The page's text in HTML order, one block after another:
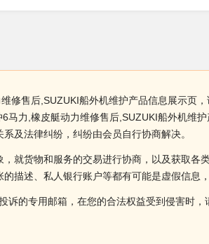
修售后,SUZUKI船外机维护产品信息展示页
马力,橡皮艇动力维修售后,SUZUKI船外机维
及法律纠纷，纠纷由会员自行协商解决。
就货物和服务的交易进行协商，以及获取
描述、私人银行账户等都有可能是虚假信息
诉的专用邮箱，在您的合法权益受到侵害时